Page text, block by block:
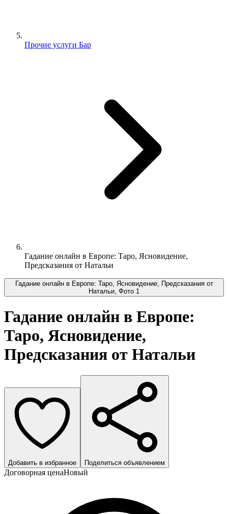
Прочие услуги Бар
Гадание онлайн в Европе: Таро, Ясновидение,
Предсказания от Натальи
Гадание онлайн в Европе: Таро, Ясновидение, Предсказания от
Натальи, Фото 1
Гадание онлайн в Европе:
Таро, Ясновидение,
Предсказания от Натальи
Добавить в избранное Поделиться объявлением
Договорная ценаНовый